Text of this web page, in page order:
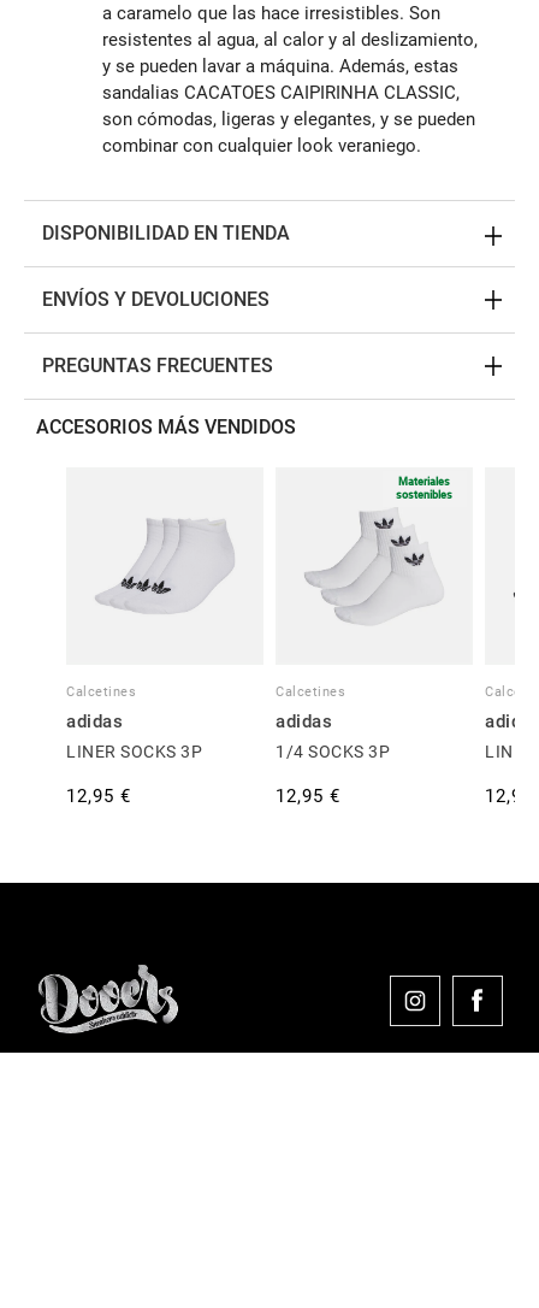
a caramelo que las hace irresistibles. Son
resistentes al agua, al calor y al deslizamiento,
y se pueden lavar a máquina. Además, estas
sandalias CACATOES CAIPIRINHA CLASSIC,
son cómodas, ligeras y elegantes, y se pueden
combinar con cualquier look veraniego.
DISPONIBILIDAD EN TIENDA
ENVÍOS Y DEVOLUCIONES
PREGUNTAS FRECUENTES
ACCESORIOS MÁS VENDIDOS
Calcetines
adidas
LINER SOCKS 3P
12,95 €
Materiales
sostenibles
Calcetines
adidas
1/4 SOCKS 3P
12,95 €
LINER
12,95